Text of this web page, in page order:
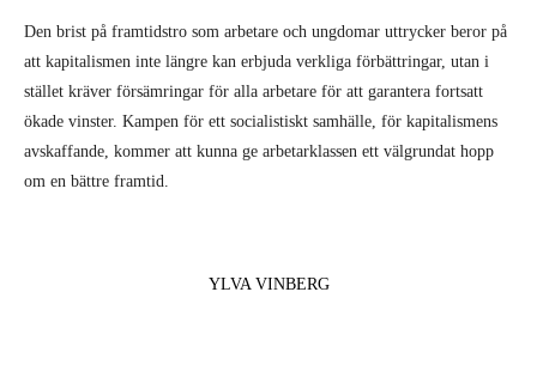
Den brist på framtidstro som arbetare och ungdo­mar uttrycker beror på
att kapitalismen inte längre kan erbjuda verkliga förbätt­ringar, utan i
stället kräver försämringar för alla arbe­tare för att garantera fortsatt
ökade vinster. Kampen för ett socialistiskt samhälle, för kapitalismens
avskaffande, kommer att kunna ge arbetar­klassen ett välgrundat hopp
om en bättre framtid.
YLVA VINBERG